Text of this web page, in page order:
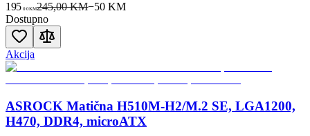
195 00KM245,00 KM−50 KM
Dostupno
Akcija
ASROCK Matična H510M-H2/M.2 SE, LGA1200,
H470, DDR4, microATX